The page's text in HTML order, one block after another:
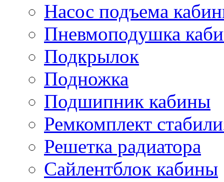
Насос подъема
Пневмоподушка
Подкрылок
Подножка
Подшипник кабины
Ремкомплект
Решетка радиатора
Сайлентблок кабины